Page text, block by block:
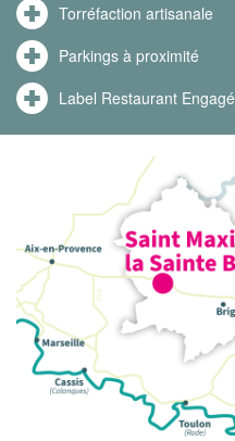
Torréfaction artisanale
Parkings à proximité
Label Restaurant Engagé